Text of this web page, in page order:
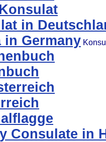
in
in Germany
Consulate in